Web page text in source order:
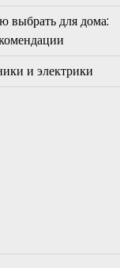
выбрать для дома:
и электрики